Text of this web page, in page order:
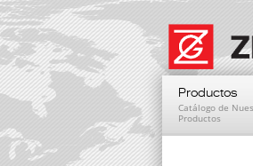
Productos
Catálogo de
Productos